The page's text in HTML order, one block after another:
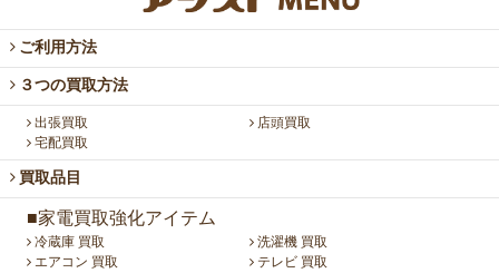
ご利用方法
３つの買取方法
出張買取
店頭買取
宅配買取
買取品目
■家電買取強化アイテム
冷蔵庫 買取
洗濯機 買取
エアコン 買取
テレビ 買取